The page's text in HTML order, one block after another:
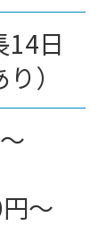
14日
）
～